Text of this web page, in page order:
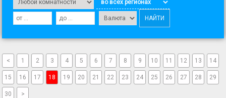
< 1 2 3 4 5 6 7 8 9 10 11 12 13 14
15 16 17 18 19 20 21 22 23 24 25 26 27 28 29
30 >